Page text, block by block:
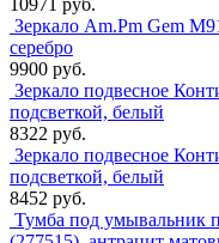
10971 руб.
Зеркало Am.Pm Gem
серебро
9900 руб.
Зеркало подвесное
подсветкой, белый
8322 руб.
Зеркало подвесное
подсветкой, белый
8452 руб.
Тумба под умывальник